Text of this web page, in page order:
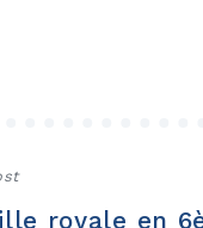
royale en